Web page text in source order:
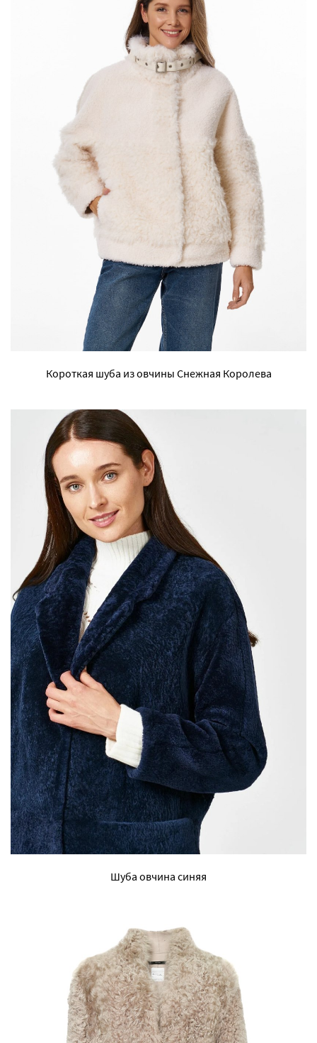
Короткая шуба из овчины Снежная Королева
Шуба овчина синяя